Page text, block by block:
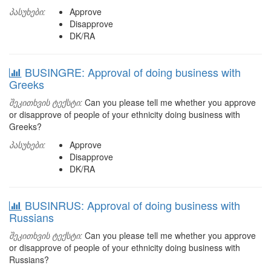
პასუხები:
Approve
Disapprove
DK/RA
BUSINGRE: Approval of doing business with
Greeks
შეკითხვის ტექსტი: Can you please tell me whether you approve
or disapprove of people of your ethnicity doing business with
Greeks?
პასუხები:
Approve
Disapprove
DK/RA
BUSINRUS: Approval of doing business with
Russians
შეკითხვის ტექსტი: Can you please tell me whether you approve
or disapprove of people of your ethnicity doing business with
Russians?